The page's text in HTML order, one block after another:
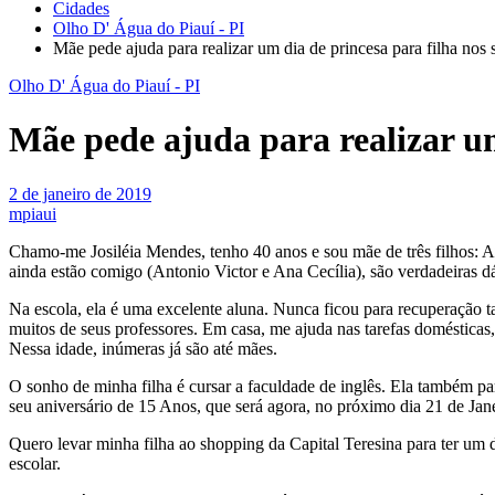
Cidades
Olho D' Água do Piauí - PI
Mãe pede ajuda para realizar um dia de princesa para filha nos
Olho D' Água do Piauí - PI
Mãe pede ajuda para realizar
2 de janeiro de 2019
mpiaui
Chamo-me Josiléia Mendes, tenho 40 anos e sou mãe de três
ainda estão comigo (Antonio Victor e Ana Cecília), são verdadeiras
Na escola, ela é uma excelente aluna. Nunca ficou para recuperação
muitos de seus professores. Em casa, me ajuda nas tarefas
Nessa idade, inúmeras já são até mães.
O sonho de minha filha é cursar a faculdade de inglês. Ela também
seu aniversário de 15 Anos, que será agora, no próximo dia 21 de
Quero levar minha filha ao shopping da Capital Teresina para ter
escolar.